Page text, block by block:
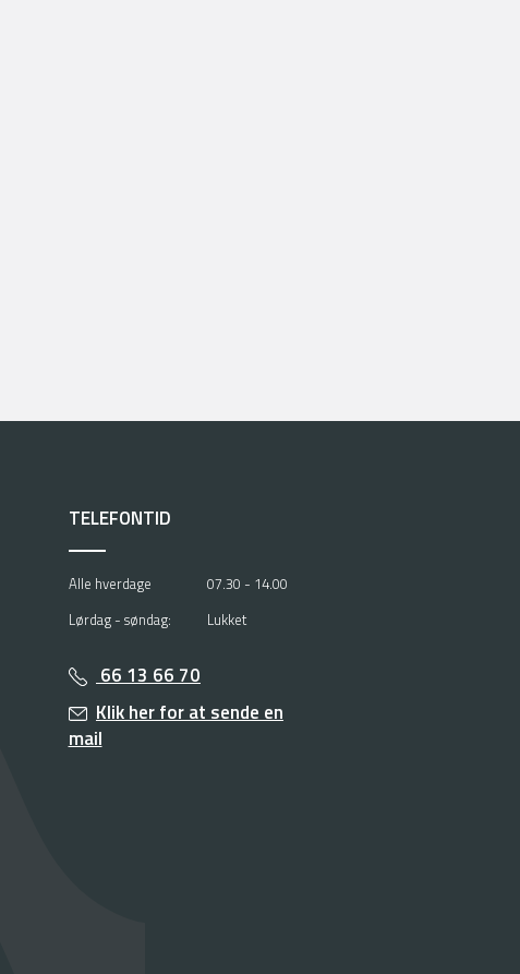
TELEFONTID
Alle hverdage
07.30 - 14.00
Lørdag - søndag:
Lukket
66 13 66 70
Klik her for at sende en
mail